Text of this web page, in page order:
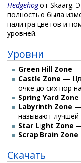
Hedgehogот Skaarg.
полностью была
палитра цветов и
уровней.
Уровни
Green Hill Zone —
Castle Zone —
очке до сих пор
Spring Yard Zone
Labyrinth Zone —
называют лучшей
Star Light Zone
Scrap Brain Zone
Скачать